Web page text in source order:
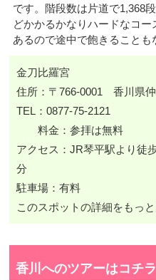
です。階段数は片道で1,368
どかかるかなりハードなコ
あるので途中で飽きることも
金刀比羅宮
住所：〒766-0001 香川県
TEL：0877-75-2121
料金：参拝は無料
アクセス：JR琴平駅より徒
分
駐車場：有料
このスポットの詳細をもっ
香川へのツアーはコチラ